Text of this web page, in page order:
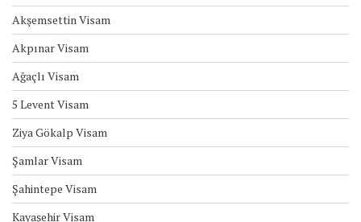
Akşemsettin Visam
Akpınar Visam
Ağaçlı Visam
5 Levent Visam
Ziya Gökalp Visam
Şamlar Visam
Şahintepe Visam
Kayaşehir Visam